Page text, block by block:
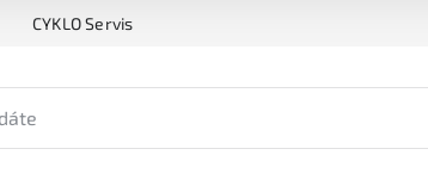
CYKLO Servis